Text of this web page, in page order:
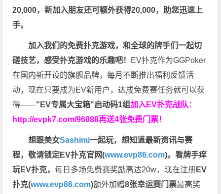
20,000，新加入朋友还可额外获得20,000，助您迅速上
手。
加入我们的免费扑克游戏，和全球的牌手们一起切
磋技艺，感受扑克游戏的乐趣吧！ EV扑克作为GGPoker
在国内新开设的旗舰品牌，每月不断推出福利反馈活
动，现在只要成为EV新用户，达成免费赛任务就可以获
得——"EV专属大宝箱"启动码1组加入EV扑克战队：
http://evpk7.com/96088再送4张免费门票！
想跟美女Sashimi一起玩，想知道最新资讯与赛
程，敬请锁定EV扑克官网(www.evp86.com)。看牌手痒
玩EV扑克，每日多场免费赛奖励高达20w，现在注册EV
扑克(www.evp86.com)额外加赠8张幸运赛门票最高奖